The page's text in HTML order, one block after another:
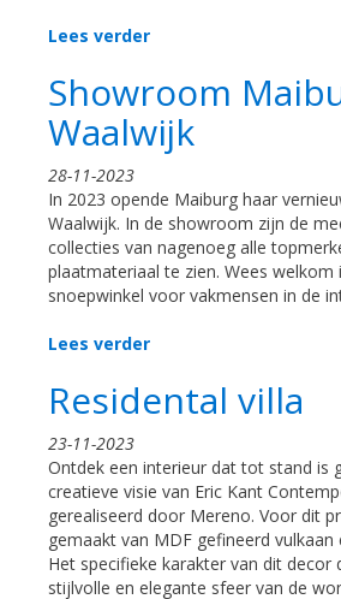
Lees verder
Showroom
Waalwijk
28-11-2023
In 2023 opende Maiburg haar
Waalwijk. In de showroom zijn de
collecties van nagenoeg alle
plaatmateriaal te zien. Wees welkom
snoepwinkel voor vakmensen in de
Lees verder
Residental villa
23-11-2023
Ontdek een interieur dat tot stand is
creatieve visie van Eric Kant
gerealiseerd door Mereno. Voor dit
gemaakt van MDF gefineerd vulkaan
Het specifieke karakter van dit decor
stijlvolle en elegante sfeer van de